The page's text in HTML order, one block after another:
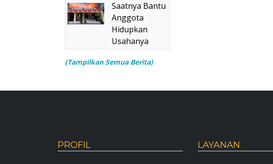
Saatnya Bantu
Anggota
Hidupkan
Usahanya
(Tampilkan Semua Berita)
PROFIL LAYANAN